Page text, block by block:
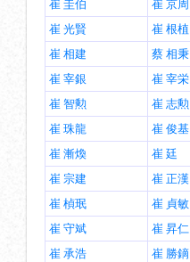
崔 圭伯
崔 京周
崔 光賢
崔 根植
崔 相建
蔡 相秉
崔 宰銀
崔 宰栄
崔 智勲
崔 志勲
崔 珠龍
崔 俊基
崔 漸煥
崔 廷
崔 宗建
崔 正漢
崔 楨珉
崔 貞敏
崔 守斌
崔 昇仁
崔 承浩
崔 勝鏑